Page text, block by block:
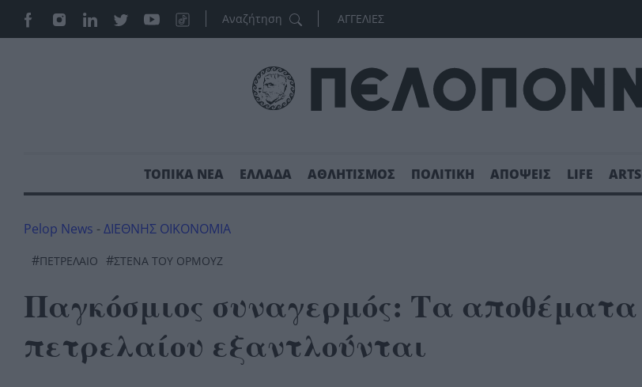
ΑΓΓΕΛΙΕΣ
ΤΟΠΙΚΑ ΝΕΑ ΕΛΛΑΔΑ ΑΘΛΗΤΙΣΜΟΣ ΠΟΛΙΤΙΚΗ ΑΠΟΨΕΙΣ LIFE ARTS
Pelop News -ΔΙΕΘΝΗΣ ΟΙΚΟΝΟΜΙΑ
#ΠΕΤΡΈΛΑΙΟ #ΣΤΕΝΑ ΤΟΥ ΟΡΜΟΥΖ
Παγκόσμιος συναγερμός: Τα αποθέματα
πετρελαίου εξαντλούνται